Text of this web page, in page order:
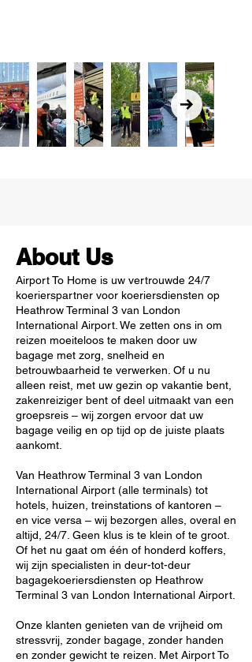
About Us
Airport To Home is uw vertrouwde 24/7
koerierspartner voor koeriersdiensten op
Heathrow Terminal 3 van London
International Airport. We zetten ons in om
reizen moeiteloos te maken door uw
bagage met zorg, snelheid en
betrouwbaarheid te verwerken. Of u nu
alleen reist, met uw gezin op vakantie bent,
zakenreiziger bent of deel uitmaakt van een
groepsreis – wij zorgen ervoor dat uw
bagage veilig en op tijd op de juiste plaats
aankomt.
Van Heathrow Terminal 3 van London
International Airport (alle terminals) tot
hotels, huizen, treinstations of kantoren –
en vice versa – wij bezorgen alles, overal en
altijd, 24/7. Geen klus is te klein of te groot.
Of het nu gaat om één of honderd koffers,
wij zijn specialisten in deur-tot-deur
bagagekoeriersdiensten op Heathrow
Terminal 3 van London International Airport.
Onze klanten genieten van de vrijheid om
stressvrij, zonder bagage, zonder handen
en zonder gewicht te reizen. Met Airport To